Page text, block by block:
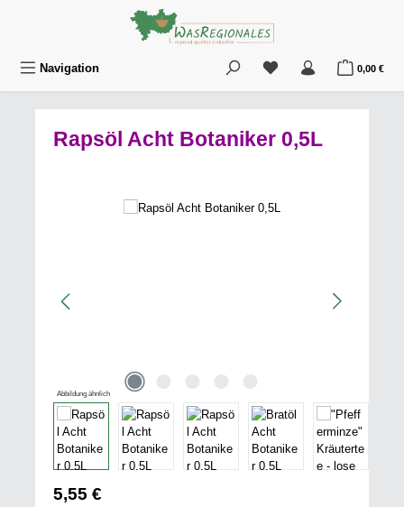
Zum Hauptinhalt springen
Navigation Du hast 0 Produkte
0,00 €
Rapsöl Acht Botaniker 0,5L
Bildergalerie überspringen
Abbildung ähnlich
Regulärer Preis:
5,55 €